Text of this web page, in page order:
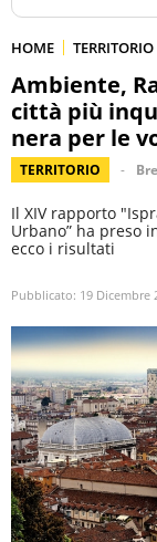
HOME TERRITORIO
Ambiente,
città più
nera per le
TERRITORIO
Il XIV rapporto
Urbano” ha preso
ecco i risultati
Pubblicato: 19 Dicembre